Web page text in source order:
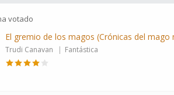
votado
El gremio de los magos (Crónicas del mago
Trudi Canavan Fantástica